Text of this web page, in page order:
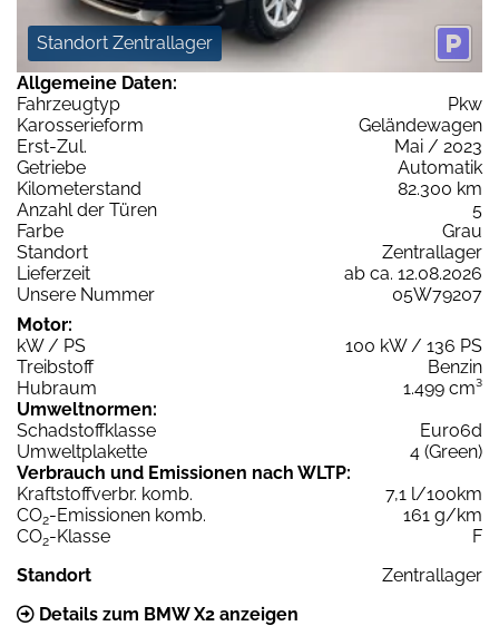
Standort Zentrallager
Allgemeine Daten:
Fahrzeugtyp
Pkw
Karosserieform
Geländewagen
Erst-Zul.
Mai / 2023
Getriebe
Automatik
Kilometerstand
82.300 km
Anzahl der Türen
5
Farbe
Grau
Standort
Zentrallager
Lieferzeit
ab ca. 12.08.2026
Unsere Nummer
05W79207
Motor:
kW / PS
100 kW / 136 PS
Treibstoff
Benzin
Hubraum
1.499 cm³
Umweltnormen:
Schadstoffklasse
Euro6d
Umweltplakette
4 (Green)
Verbrauch und Emissionen nach WLTP:
Kraftstoffverbr. komb.
7,1 l/100km
CO2-Emissionen komb.
161 g/km
CO2-Klasse
F
Standort
Zentrallager
Details zum BMW X2 anzeigen